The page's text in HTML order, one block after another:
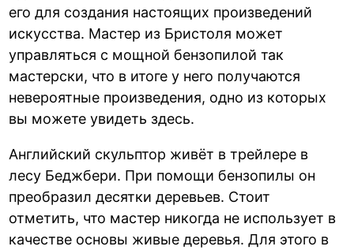
его для создания настоящих произведений
искусства. Мастер из Бристоля может
управляться с мощной бензопилой так
мастерски, что в итоге у него получаются
невероятные произведения, одно из которых
вы можете увидеть здесь.
Английский скульптор живёт в трейлере в
лесу Беджбери. При помощи бензопилы он
преобразил десятки деревьев. Стоит
отметить, что мастер никогда не использует в
качестве основы живые деревья. Для этого в